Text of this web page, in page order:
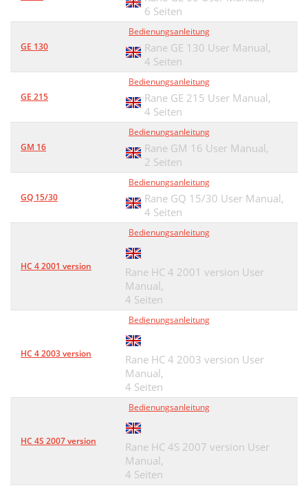
6 Seiten
GE 130
Bedienungsanleitung
Rane GE 130 User Manual,
4 Seiten
GE 215
Bedienungsanleitung
Rane GE 215 User Manual,
4 Seiten
GM 16
Bedienungsanleitung
Rane GM 16 User Manual,
2 Seiten
GQ 15/30
Bedienungsanleitung
Rane GQ 15/30 User Manual,
4 Seiten
HC 4 2001 version
Bedienungsanleitung
Rane HC 4 2001 version User
Manual,
4 Seiten
HC 4 2003 version
Bedienungsanleitung
Rane HC 4 2003 version User
Manual,
4 Seiten
HC 4S 2007 version
Bedienungsanleitung
Rane HC 4S 2007 version User
Manual,
4 Seiten